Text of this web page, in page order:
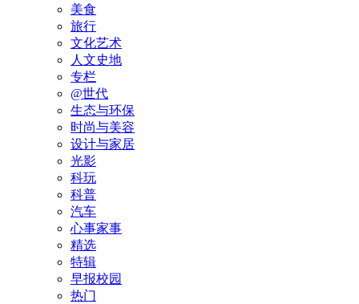
美食
旅行
文化艺术
人文史地
专栏
@世代
生态与环保
时尚与美容
设计与家居
光影
科玩
科普
汽车
心事家事
精选
特辑
早报校园
热门